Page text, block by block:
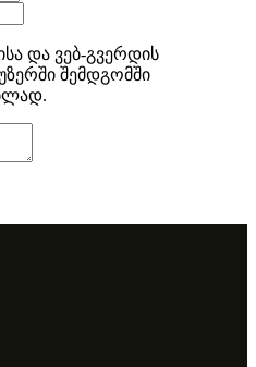
და ვებ-გვერდის
შემდგომში